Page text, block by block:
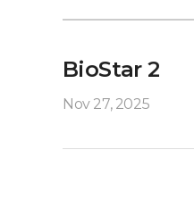
BioStar 2
Nov 27, 2025